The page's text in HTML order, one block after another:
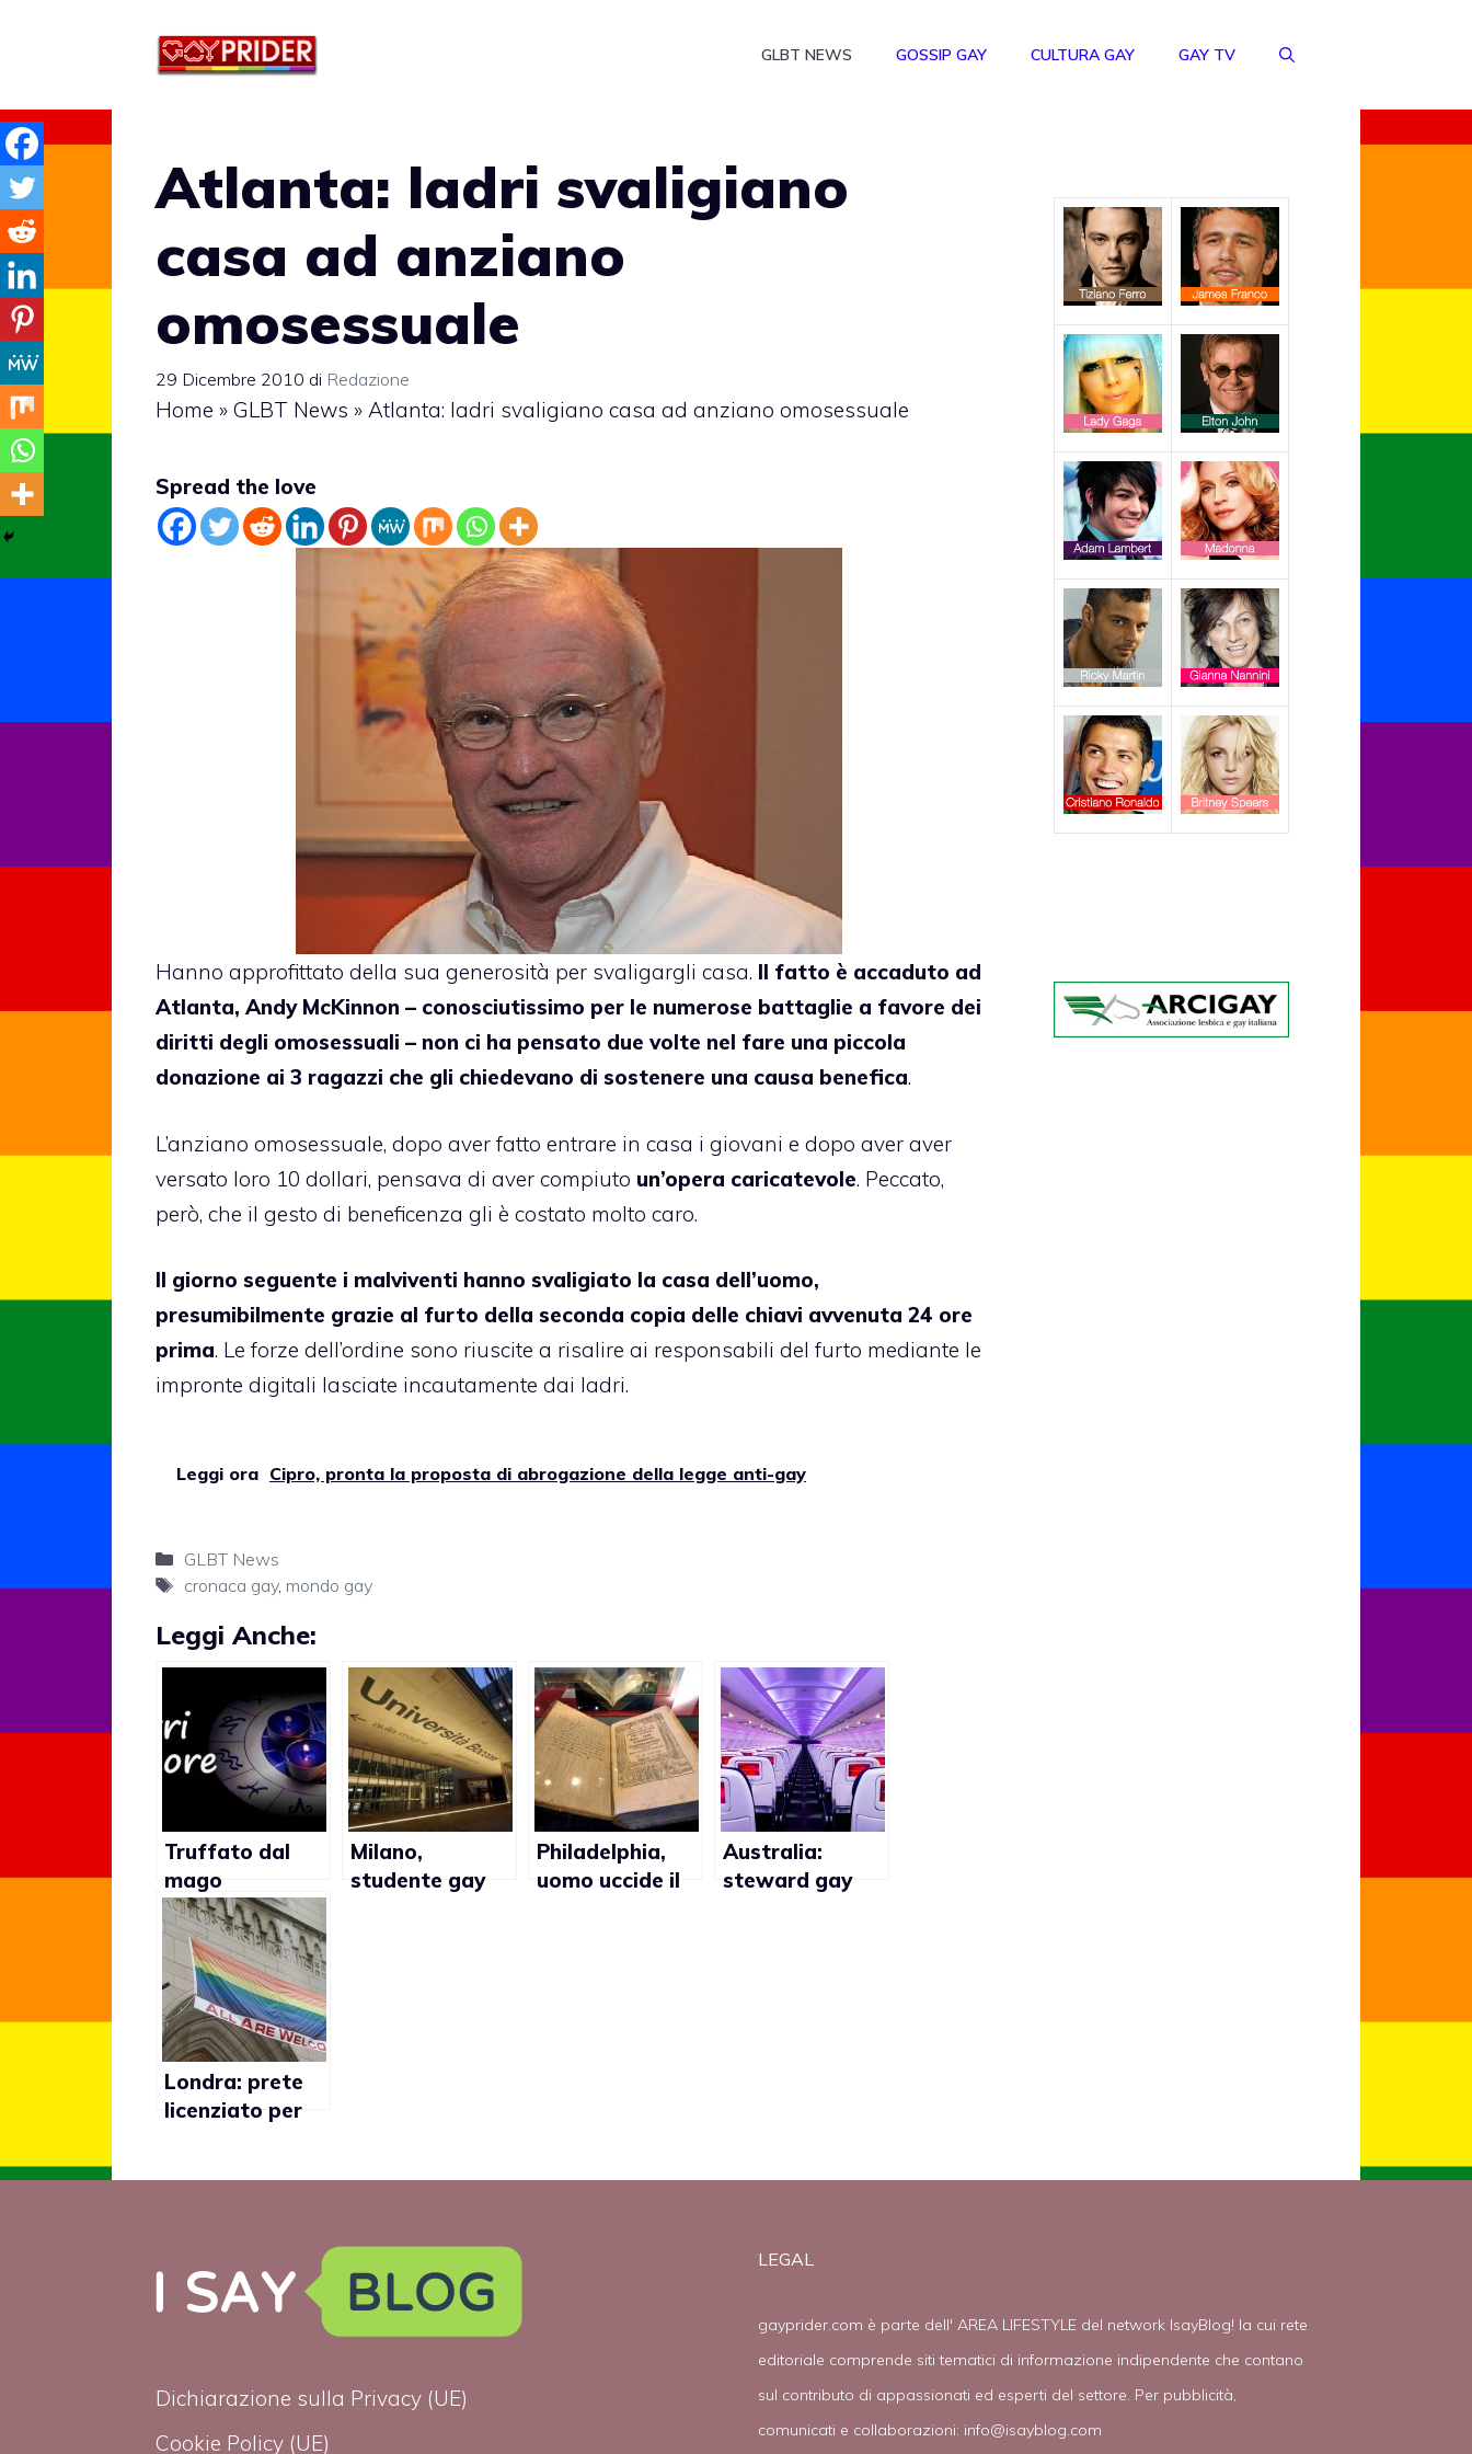
GLBT NEWS GOSSIP GAY CULTURA GAY GAY TV
Atlanta: ladri svaligiano
casa ad anziano
omosessuale
29 Dicembre 2010 di Redazione
Home » GLBT News » Atlanta: ladri svaligiano casa ad anziano omosessuale
Spread the love
Hanno approfittato della sua generosità per svaligargli casa. Il fatto è accaduto ad
Atlanta, Andy McKinnon – conosciutissimo per le numerose battaglie a favore dei
diritti degli omosessuali – non ci ha pensato due volte nel fare una piccola
donazione ai 3 ragazzi che gli chiedevano di sostenere una causa benefica.
L’anziano omosessuale, dopo aver fatto entrare in casa i giovani e dopo aver aver
versato loro 10 dollari, pensava di aver compiuto un’opera caricatevole. Peccato,
però, che il gesto di beneficenza gli è costato molto caro.
Il giorno seguente i malviventi hanno svaligiato la casa dell’uomo,
presumibilmente grazie al furto della seconda copia delle chiavi avvenuta 24 ore
prima. Le forze dell’ordine sono riuscite a risalire ai responsabili del furto mediante le
impronte digitali lasciate incautamente dai ladri.
Leggi ora Cipro, pronta la proposta di abrogazione della legge anti-gay
Categorie
GLBT News
Tag
cronaca gay, mondo gay
Leggi Anche:
Truffato dal
mago
specializzato in
amori gay: al
via il processo
Milano,
studente gay
Philadelphia,
uomo uccide il
Australia:
steward gay
Londra: prete
licenziato per
Dichiarazione sulla Privacy (UE)
Cookie Policy (UE)
LEGAL
gayprider.com è parte dell' AREA LIFESTYLE del network IsayBlog! la cui rete
editoriale comprende siti tematici di informazione indipendente che contano
sul contributo di appassionati ed esperti del settore. Per pubblicità,
comunicati e collaborazioni: info@isayblog.com